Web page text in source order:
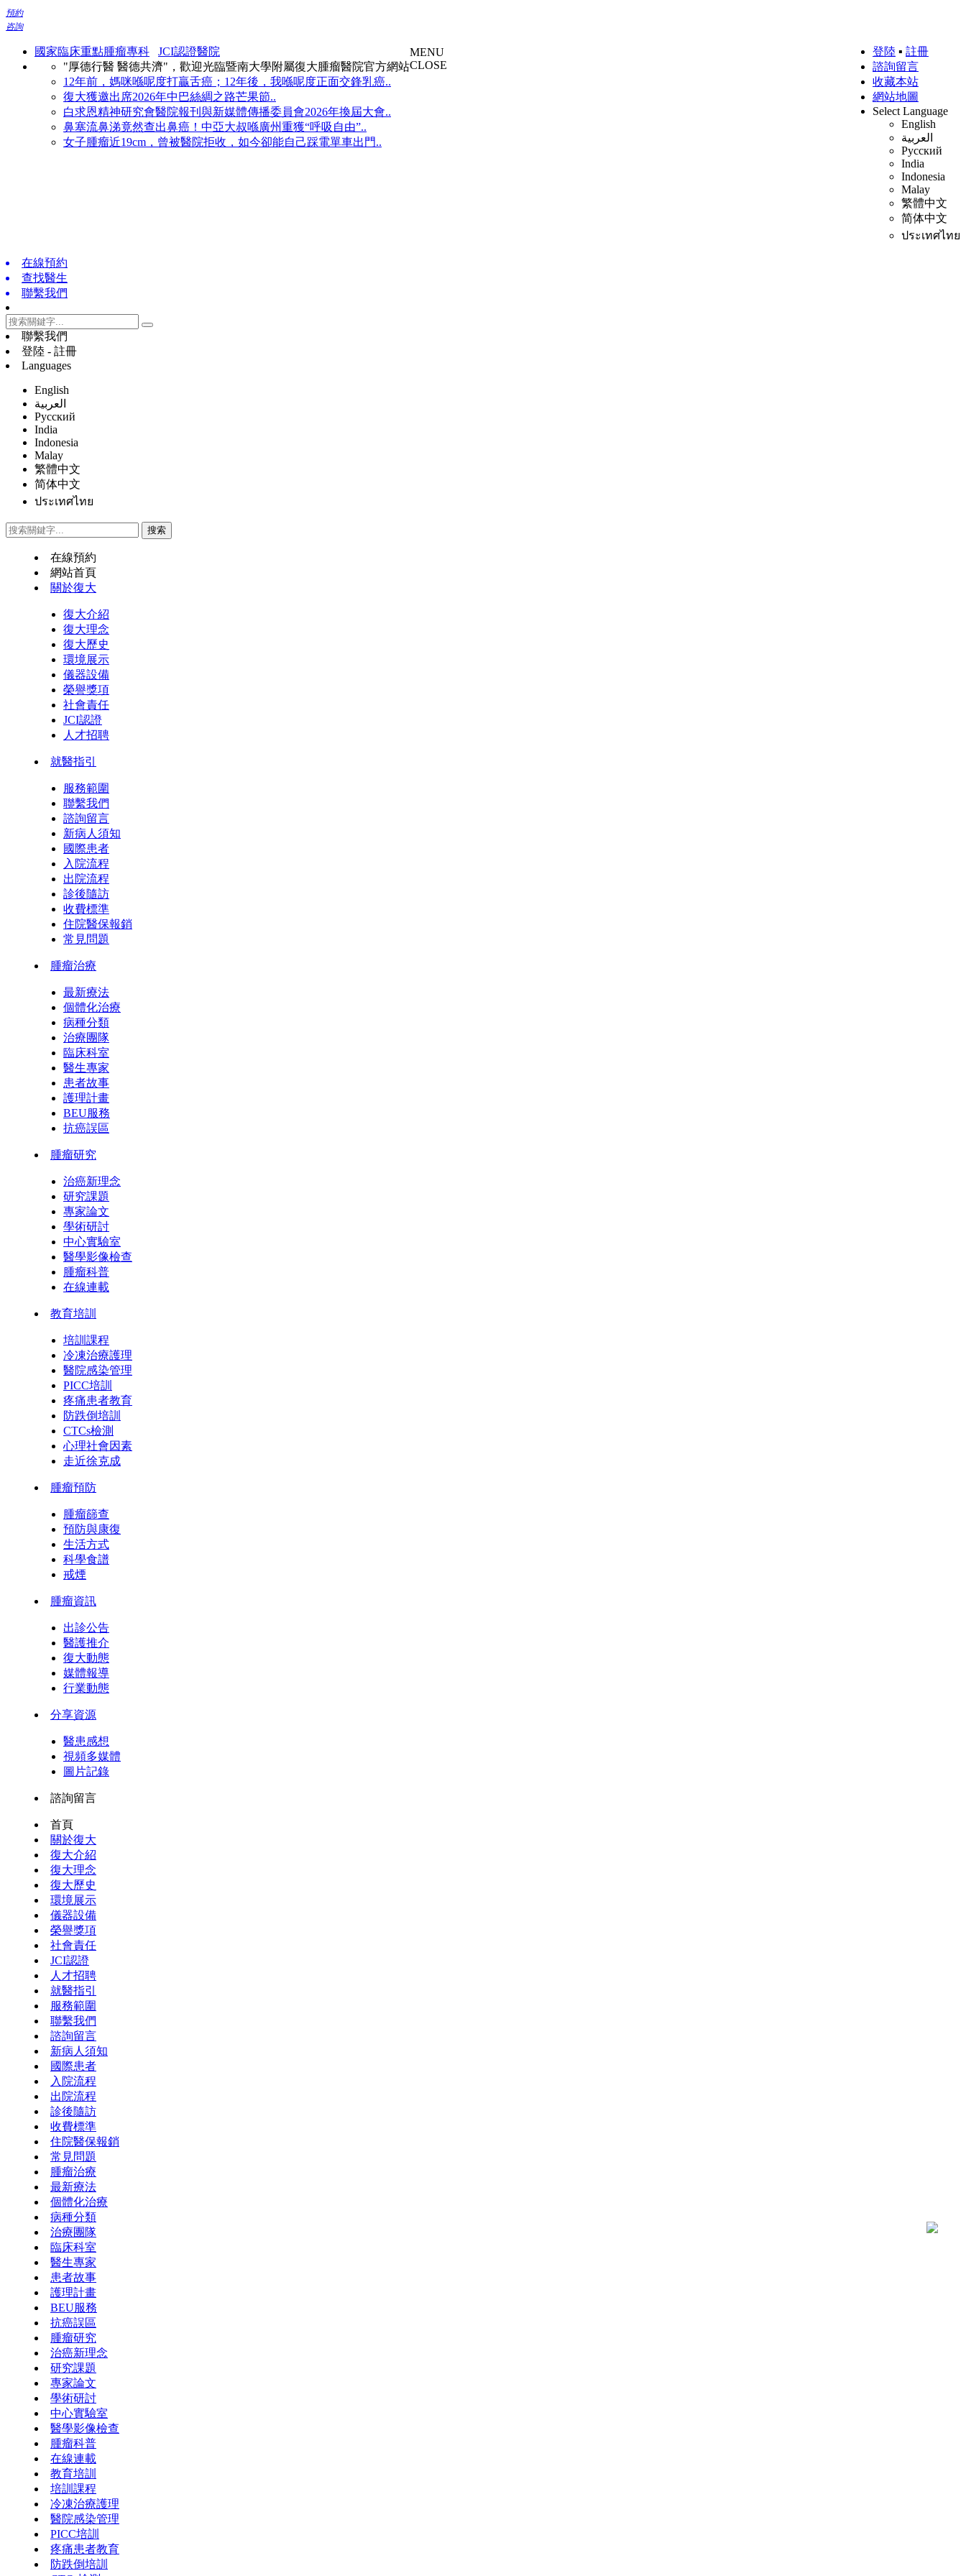
預約
咨詢
國家臨床重點腫瘤專科
JCI認證醫院
"厚德行醫 醫德共濟"，歡迎光臨暨南大學附屬復大腫瘤醫院官方網站
12年前，媽咪喺呢度打贏舌癌；12年後，我喺呢度正面交鋒乳癌..
復大獲邀出席2026年中巴絲綢之路芒果節..
白求恩精神研究會醫院報刊與新媒體傳播委員會2026年換屆大會..
鼻塞流鼻涕竟然查出鼻癌！中亞大叔喺廣州重獲“呼吸自由”..
女子腫瘤近19cm，曾被醫院拒收，如今卻能自己踩電單車出門..
登陸 ▪ 註冊
諮詢留言
收藏本站
網站地圖
Select Language
English
العربية
Русский
India
Indonesia
Malay
繁體中文
简体中文
ประเทศไทย
MENU
CLOSE
在線預約
查找醫生
聯繫我們
聯繫我們
登陸 - 註冊
Languages
English
العربية
Русский
India
Indonesia
Malay
繁體中文
简体中文
ประเทศไทย
在線預約
網站首頁
關於復大
復大介紹
復大理念
復大歷史
環境展示
儀器設備
榮譽獎項
社會責任
JCI認證
人才招聘
就醫指引
服務範圍
聯繫我們
諮詢留言
新病人須知
國際患者
入院流程
出院流程
診後隨訪
收費標準
住院醫保報銷
常見問題
腫瘤治療
最新療法
個體化治療
病種分類
治療團隊
臨床科室
醫生專家
患者故事
護理計畫
BEU服務
抗癌誤區
腫瘤研究
治癌新理念
研究課題
專家論文
學術研討
中心實驗室
醫學影像檢查
腫瘤科普
在線連載
教育培訓
培訓課程
冷凍治療護理
醫院感染管理
PICC培訓
疼痛患者教育
防跌倒培訓
CTCs檢測
心理社會因素
走近徐克成
腫瘤預防
腫瘤篩查
預防與康復
生活方式
科學食譜
戒煙
腫瘤資訊
出診公告
醫護推介
復大動態
媒體報導
行業動態
分享資源
醫患感想
視頻多媒體
圖片記錄
諮詢留言
首頁
關於復大
復大介紹
復大理念
復大歷史
環境展示
儀器設備
榮譽獎項
社會責任
JCI認證
人才招聘
就醫指引
服務範圍
聯繫我們
諮詢留言
新病人須知
國際患者
入院流程
出院流程
診後隨訪
收費標準
住院醫保報銷
常見問題
腫瘤治療
最新療法
個體化治療
病種分類
治療團隊
臨床科室
醫生專家
患者故事
護理計畫
BEU服務
抗癌誤區
腫瘤研究
治癌新理念
研究課題
專家論文
學術研討
中心實驗室
醫學影像檢查
腫瘤科普
在線連載
教育培訓
培訓課程
冷凍治療護理
醫院感染管理
PICC培訓
疼痛患者教育
防跌倒培訓